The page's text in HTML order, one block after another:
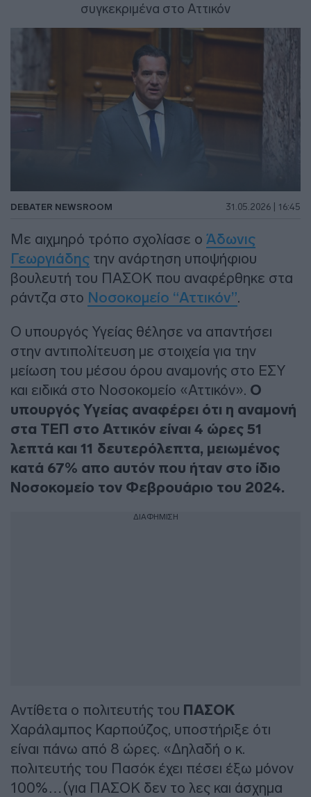
συγκεκριμένα στο Αττικόν
DEBATER NEWSROOM 31.05.2026 | 16:45
Με αιχμηρό τρόπο σχολίασε ο Άδωνις
Γεωργιάδης την ανάρτηση υποψήφιου
βουλευτή του ΠΑΣΟΚ που αναφέρθηκε στα
ράντζα στο Νοσοκομείο “Αττικόν”.
Ο υπουργός Υγείας θέλησε να απαντήσει
στην αντιπολίτευση με στοιχεία για την
μείωση του μέσου όρου αναμονής στο ΕΣΥ
και ειδικά στο Νοσοκομείο «Αττικόν». Ο
υπουργός Υγείας αναφέρει ότι η αναμονή
στα ΤΕΠ στο Αττικόν είναι 4 ώρες 51
λεπτά και 11 δευτερόλεπτα, μειωμένος
κατά 67% απο αυτόν που ήταν στο ίδιο
Νοσοκομείο τον Φεβρουάριο του 2024.
ΔΙΑΦΗΜΙΣΗ
Αντίθετα ο πολιτευτής του ΠΑΣΟΚ
Χαράλαμπος Καρπούζος, υποστήριξε ότι
είναι πάνω από 8 ώρες. «Δηλαδή ο κ.
πολιτευτής του Πασόκ έχει πέσει έξω μόνον
100%…(για ΠΑΣΟΚ δεν το λες και άσχημα